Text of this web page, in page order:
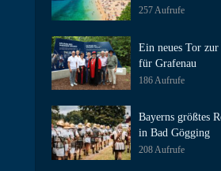
257 Aufrufe
Ein neues Tor
für Grafenau
186 Aufrufe
Bayerns größtes
in Bad Gögging
208 Aufrufe